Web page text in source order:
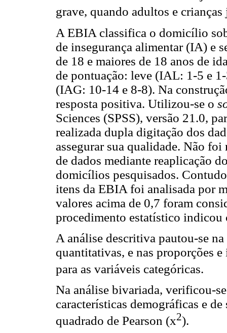
grave, quando adultos e
A EBIA classifica o domicílio
de insegurança alimentar (IA) e
de 18 e maiores de 18 anos de
de pontuação: leve (IAL: 1-5 e
(IAG: 10-14 e 8-8). Na
resposta positiva. Utilizou-se o
Sciences (SPSS), versão 21.0,
realizada dupla digitação dos
assegurar sua qualidade. Não
de dados mediante reaplicação
domicílios pesquisados.
itens da EBIA foi analisada por
valores acima de 0,7 foram
procedimento estatístico indicou
A análise descritiva pautou-se
quantitativas, e nas proporções
para as variáveis categóricas.
Na análise bivariada, verificou-
características demográficas e
quadrado de Pearson (x2).